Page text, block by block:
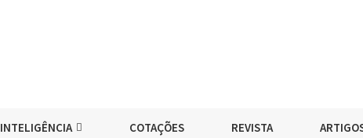
INTELIGÊNCIA COTAÇÕES REVISTA